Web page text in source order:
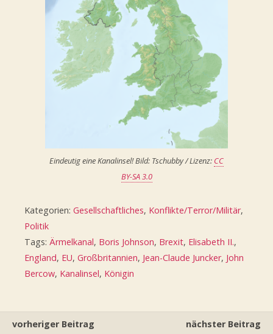
Eindeutig eine Kanalinsel! Bild: Tschubby / Lizenz: CC
BY-SA 3.0
Kategorien: Gesellschaftliches, Konflikte/Terror/Militär,
Politik
Tags: Ärmelkanal, Boris Johnson, Brexit, Elisabeth II.,
England, EU, Großbritannien, Jean-Claude Juncker, John
Bercow, Kanalinsel, Königin
vorheriger Beitrag
nächster Beitrag